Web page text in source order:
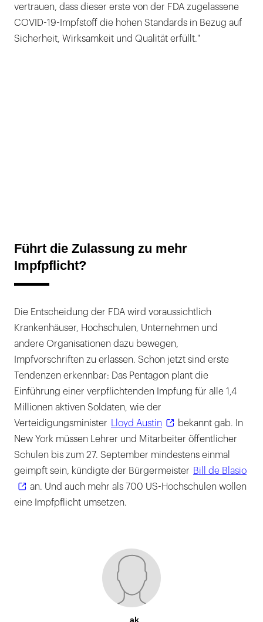
vertrauen, dass dieser erste von der FDA zugelassene
COVID-19-Impfstoff die hohen Standards in Bezug auf
Sicherheit, Wirksamkeit und Qualität erfüllt."
Führt die Zulassung zu mehr
Impfpflicht?
Die Entscheidung der FDA wird voraussichtlich
Krankenhäuser, Hochschulen, Unternehmen und
andere Organisationen dazu bewegen,
Impfvorschriften zu erlassen. Schon jetzt sind erste
Tendenzen erkennbar: Das Pentagon plant die
Einführung einer verpflichtenden Impfung für alle 1,4
Millionen aktiven Soldaten, wie der
Verteidigungsminister
Lloyd Austin
bekannt gab. In
New York müssen Lehrer und Mitarbeiter öffentlicher
Schulen bis zum 27. September mindestens einmal
geimpft sein, kündigte der Bürgermeister Bill de Blasio
an. Und auch mehr als 700 US-Hochschulen wollen
eine Impfpflicht umsetzen.
ak